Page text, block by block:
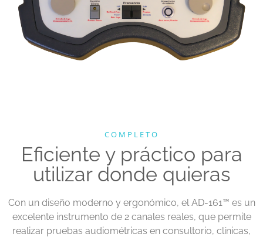
COMPLETO
Eficiente y práctico para
utilizar donde quieras
Con un diseño moderno y ergonómico, el AD-161™ es un
excelente instrumento de 2 canales reales, que permite
realizar pruebas audiométricas en consultorio, clínicas,